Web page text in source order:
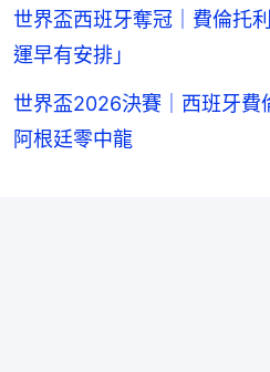
世界盃西班牙奪冠｜費倫托
運早有安排」
世界盃2026決賽｜西班牙
阿根廷零中龍